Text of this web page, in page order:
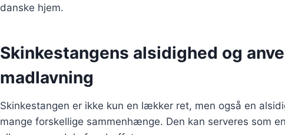
danske hjem.
Skinkestangens alsidighed og
madlavning
Skinkestangen er ikke kun en lækker ret, men også en
mange forskellige sammenhænge. Den kan serveres som